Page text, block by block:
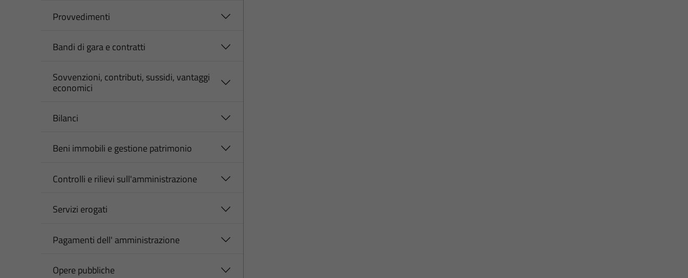
Provvedimenti
Bandi di gara e contratti
Sovvenzioni, contributi, sussidi, vantaggi
economici
Bilanci
Beni immobili e gestione patrimonio
Controlli e rilievi sull'amministrazione
Servizi erogati
Pagamenti dell' amministrazione
Opere pubbliche